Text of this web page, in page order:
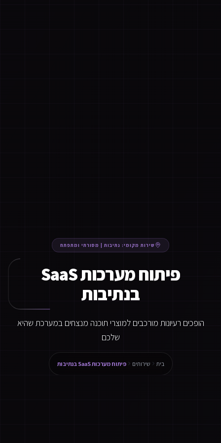
שירות מקומי: נתיבות | מסורתי ומתפתח
פיתוח מערכות SaaS
בנתיבות
הופכים רעיונות מורכבים למוצרי תוכנה מנצחים במערכת שהיא
שלכם
בית שירותים פיתוח מערכות SaaS בנתיבות